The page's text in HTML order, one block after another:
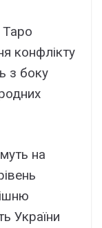
Таро
конфлікту
з боку
на
України